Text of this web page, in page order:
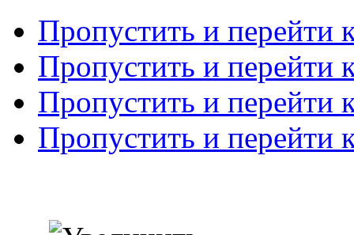
Пропустить и перейти
Пропустить и перейти
Пропустить и перейти
Пропустить и перейти